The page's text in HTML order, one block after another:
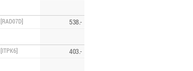
[RAD07D] 538.-
[ITPK6] 403.-